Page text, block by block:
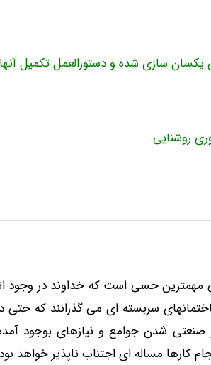
یکسان سازی شده و دستورالعمل تکمیل آنها
روشنایی
حسی است که خداوند در وجود
سربسته ای می گذرانند که حتی
شدن جوامع و نیازهای بوجود
کارها مساله ای اجتناب ناپذیر خواهد